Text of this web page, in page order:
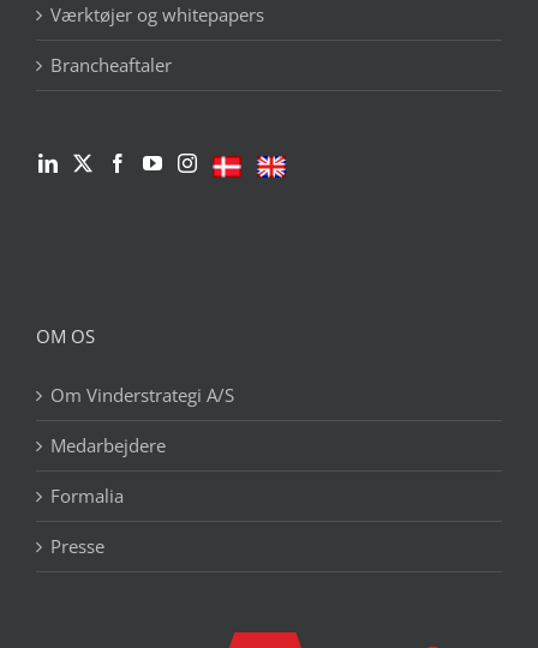
Værktøjer og whitepapers
Brancheaftaler
OM OS
Om Vinderstrategi A/S
Medarbejdere
Formalia
Presse